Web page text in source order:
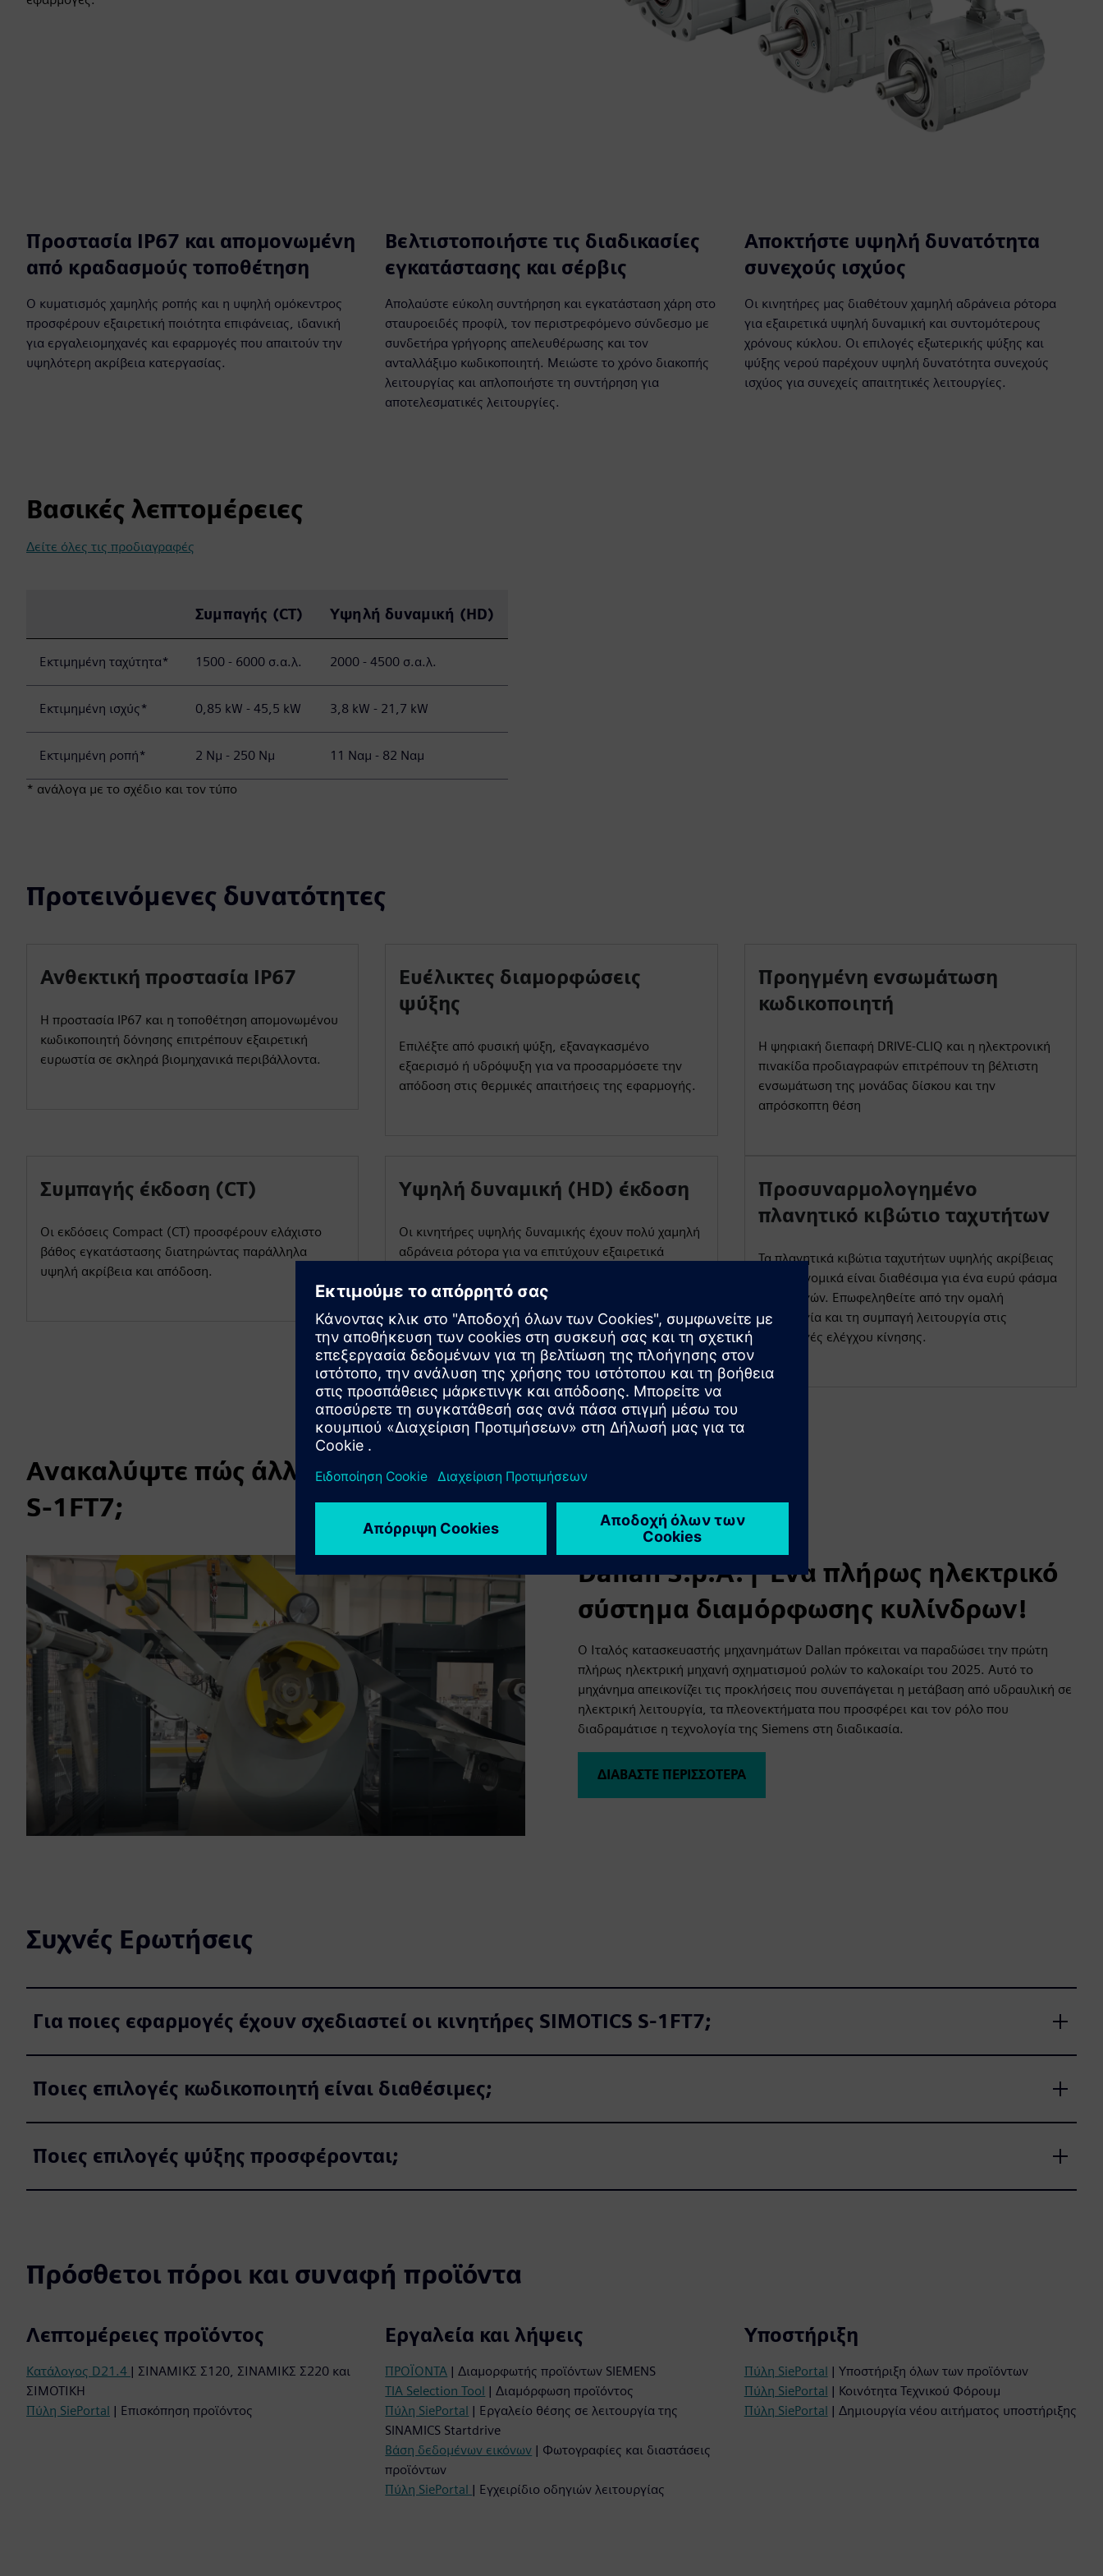
Προστασία IP67 και απομονωμένη
από κραδασμούς τοποθέτηση
Ο κυματισμός χαμηλής ροπής και η υψηλή ομόκεντρος
προσφέρουν εξαιρετική ποιότητα επιφάνειας, ιδανική
για εργαλειομηχανές και εφαρμογές που απαιτούν την
υψηλότερη ακρίβεια κατεργασίας.
Βελτιστοποιήστε τις διαδικασίες
εγκατάστασης και σέρβις
Απολαύστε εύκολη συντήρηση και εγκατάσταση χάρη στο
σταυροειδές προφίλ, τον περιστρεφόμενο σύνδεσμο με
συνδετήρα γρήγορης απελευθέρωσης και τον
ανταλλάξιμο κωδικοποιητή. Μειώστε το χρόνο διακοπής
λειτουργίας και απλοποιήστε τη συντήρηση για
αποτελεσματικές λειτουργίες.
Αποκτήστε υψηλή δυνατότητα
συνεχούς ισχύος
Οι κινητήρες μας διαθέτουν χαμηλή αδράνεια ρότορα
για εξαιρετικά υψηλή δυναμική και συντομότερους
χρόνους κύκλου. Οι επιλογές εξωτερικής ψύξης και
ψύξης νερού παρέχουν υψηλή δυνατότητα συνεχούς
ισχύος για συνεχείς απαιτητικές λειτουργίες.
Βασικές λεπτομέρειες
Δείτε όλες τις προδιαγραφές
Συμπαγής (CT) Υψηλή δυναμική (HD)
Εκτιμημένη ταχύτητα* 1500 - 6000 σ.α.λ. 2000 - 4500 σ.α.λ.
Εκτιμημένη ισχύς* 0,85 kW - 45,5 kW 3,8 kW - 21,7 kW
Εκτιμημένη ροπή* 2 Νμ - 250 Νμ 11 Ναμ - 82 Ναμ
* ανάλογα με το σχέδιο και τον τύπο
Προτεινόμενες δυνατότητες
Ανθεκτική προστασία IP67
Η προστασία IP67 και η τοποθέτηση απομονωμένου
κωδικοποιητή δόνησης επιτρέπουν εξαιρετική
ευρωστία σε σκληρά βιομηχανικά περιβάλλοντα.
Ευέλικτες διαμορφώσεις
ψύξης
Επιλέξτε από φυσική ψύξη, εξαναγκασμένο
εξαερισμό ή υδρόψυξη για να προσαρμόσετε την
απόδοση στις θερμικές απαιτήσεις της εφαρμογής.
Προηγμένη ενσωμάτωση
κωδικοποιητή
Η ψηφιακή διεπαφή DRIVE-CLIQ και η ηλεκτρονική
πινακίδα προδιαγραφών επιτρέπουν τη βέλτιστη
ενσωμάτωση της μονάδας δίσκου και την
απρόσκοπτη θέση
Συμπαγής έκδοση (CT)
Οι εκδόσεις Compact (CT) προσφέρουν ελάχιστο
βάθος εγκατάστασης διατηρώντας παράλληλα
υψηλή ακρίβεια και απόδοση.
Υψηλή δυναμική (HD) έκδοση
Οι κινητήρες υψηλής δυναμικής έχουν πολύ χαμηλή
αδράνεια ρότορα για να επιτύχουν εξαιρετικά
κύκλου. Διατίθενται με εξωτερική ψύξη και
υδρόψυξη εξασφαλίζοντας υψηλή δυνατότητα
συνεχούς ισχύος.
Προσυναρμολογημένο
πλανητικό κιβώτιο ταχυτήτων
Τα πλανητικά κιβώτια ταχυτήτων υψηλής ακρίβειας
και οικονομικά είναι διαθέσιμα για ένα ευρύ φάσμα
εφαρμογών. Επωφεληθείτε από την ομαλή
λειτουργία και τη συμπαγή λειτουργία στις
εφαρμογές ελέγχου κίνησης.
Ανακαλύψτε πώς άλλοι χρησιμοποιούν το SIMOTICS
S-1FT7;
Dallan S.p.A. | Ένα πλήρως ηλεκτρικό
σύστημα διαμόρφωσης κυλίνδρων!
Ο Ιταλός κατασκευαστής μηχανημάτων Dallan πρόκειται να παραδώσει την πρώτη
πλήρως ηλεκτρική μηχανή σχηματισμού ρολών το καλοκαίρι του 2025. Αυτό το
μηχάνημα απεικονίζει τις προκλήσεις που συνεπάγεται η μετάβαση από υδραυλική σε
ηλεκτρική λειτουργία, τα πλεονεκτήματα που προσφέρει και τον ρόλο που
διαδραμάτισε η τεχνολογία της Siemens στη διαδικασία.
ΔΙΑΒΑΣΤΕ ΠΕΡΙΣΣΟΤΕΡΑ
Συχνές Ερωτήσεις
Για ποιες εφαρμογές έχουν σχεδιαστεί οι κινητήρες SIMOTICS S‑1FT7;
Ποιες επιλογές κωδικοποιητή είναι διαθέσιμες;
Ποιες επιλογές ψύξης προσφέρονται;
Πρόσθετοι πόροι και συναφή προϊόντα
Λεπτομέρειες προϊόντος
Κατάλογος D21.4 | ΣΙΝΑΜΙΚΣ Σ120, ΣΙΝΑΜΙΚΣ Σ220 και
ΣΙΜΟΤΙΚΗ
Πύλη SiePortal | Επισκόπηση προϊόντος
Εργαλεία και λήψεις
ΠΡΟΪΟΝΤΑ | Διαμορφωτής προϊόντων SIEMENS
TIA Selection Tool | Διαμόρφωση προϊόντος
Πύλη SiePortal | Εργαλείο θέσης σε λειτουργία της
SINAMICS Startdrive
Βάση δεδομένων εικόνων | Φωτογραφίες και διαστάσεις
προϊόντων
Πύλη SiePortal | Εγχειρίδιο οδηγιών λειτουργίας
Υποστήριξη
Πύλη SiePortal | Υποστήριξη όλων των προϊόντων
Πύλη SiePortal | Κοινότητα Τεχνικού Φόρουμ
Πύλη SiePortal | Δημιουργία νέου αιτήματος υποστήριξης